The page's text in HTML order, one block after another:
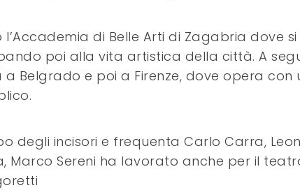
di Belle Arti di Zagabria dove si
poi alla vita artistica della città. A
Belgrado e poi a Firenze, dove opera con
degli incisori e frequenta Carlo Carra,
Marco Sereni ha lavorato anche per il